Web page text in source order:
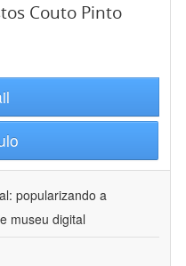
Couto Pinto
popularizando a
museu digital